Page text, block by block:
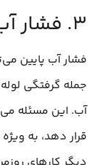
۳. فشار آب پایین
فشار آب پایین
جمله گرفتگی
آب. این مسئله
قرار دهد، به